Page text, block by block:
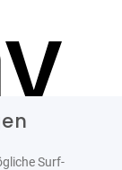
Surf-